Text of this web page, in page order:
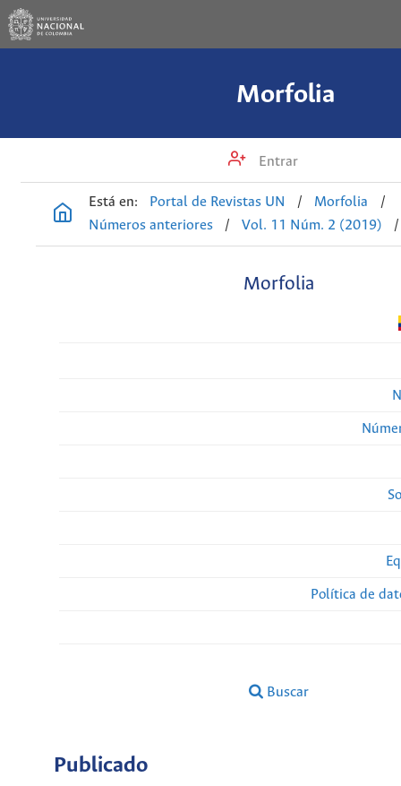
Morfolia
Entrar
Está en: Portal de Revistas UN / Morfolia
/
Números anteriores
/ Vol. 11 Núm. 2 (2019) /
Morfolia
Política de
Buscar
Publicado